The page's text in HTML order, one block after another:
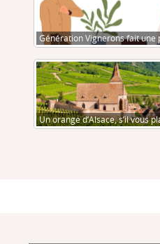
Génération Vignerons fait une
Un orange d’Alsace, s’il vous